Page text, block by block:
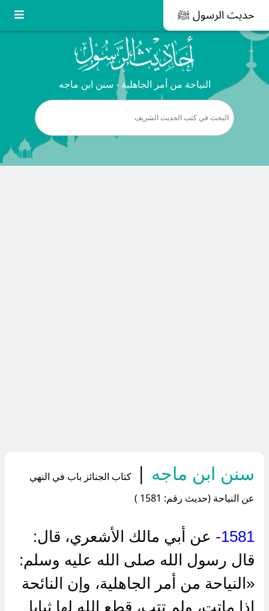
حديث الرسول ﷺ
النياحة من أمر الجاهلية - سنن ابن ماجه
سنن ابن ماجه |
كتاب الجنائز باب في النهي
عن النياحة (حديث رقم: 1581 )
1581-
عن أبي مالك الأشعري، قال:
قال رسول الله صلى الله عليه وسلم:
«النياحة من أمر الجاهلية، وإن النائحة
إذا ماتت، ولم تتب، قطع الله لها ثيابا